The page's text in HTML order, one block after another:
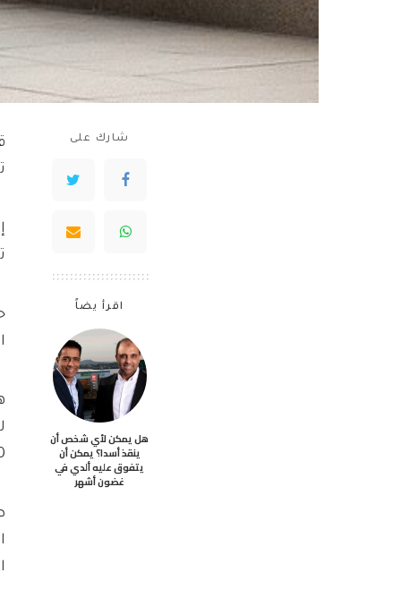
شارك على
اقرأ يضاً
هل يمكن لأي شخص أن
ينقذ أسدا؟ يمكن أن
يتفوق عليه ألدي في
غضون أشهر
10 ملايين